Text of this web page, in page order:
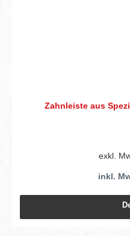
Zahnleiste aus
exkl.
inkl.